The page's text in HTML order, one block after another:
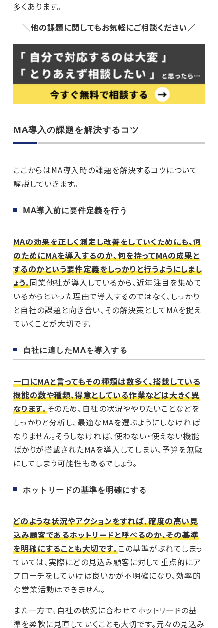
多くあります。
＼他の課題に関してもお気軽にご相談ください／
MA導入の課題を解決するコツ
ここからはMA導入時の課題を解決するコツについて
解説していきます。
MA導入前に要件定義を行う
MAの効果を正しく測定し改善をしていくためにも、何
のためにMAを導入するのか、何を持ってMAの成果と
するのかという要件定義をしっかりと行うようにしまし
ょう。同業他社が導入しているから、近年注目を集めて
いるからといった理由で導入するのではなく、しっかり
と自社の課題と向き合い、その解決策としてMAを捉え
ていくことが大切です。
自社に適したMAを導入する
一口にMAと言ってもその種類は数多く、搭載している
機能の数や種類、得意としている作業などは大きく異
なります。そのため、自社の状況ややりたいことなどを
しっかりと分析し、最適なMAを選ぶようにしなければ
なりません。そうしなければ、使わない・使えない機能
ばかりが搭載されたMAを導入してしまい、予算を無駄
にしてしまう可能性もあるでしょう。
ホットリードの基準を明確にする
どのような状況やアクションをすれば、確度の高い見
込み顧客であるホットリードと呼べるのか、その基準
を明確にすることも大切です。この基準がぶれてしまっ
ていては、実際にどの見込み顧客に対して重点的にア
プローチをしていけば良いかが不明確になり、効率的
な営業活動はできません。
また一方で、自社の状況に合わせてホットリードの基
準を柔軟に見直していくことも大切です。元々の見込み